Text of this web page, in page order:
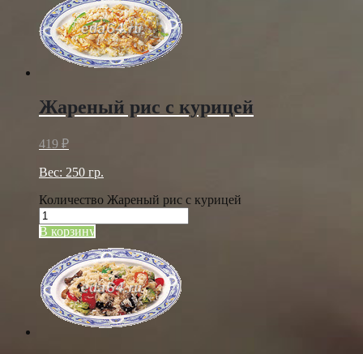
Жареный рис с курицей
419 ₽
Вес: 250 гр.
Количество Жареный рис с курицей
В корзину